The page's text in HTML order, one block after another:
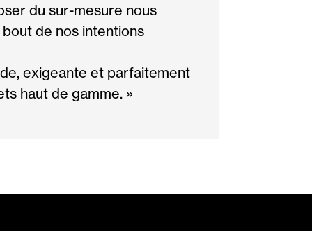
du sur-mesure nous
de nos intentions
exigeante et parfaitement
haut de gamme. »